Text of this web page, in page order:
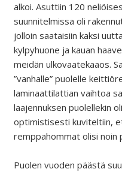
alkoi. Asuttiin 120
suunnitelmissa oli
jolloin saataisiin kaksi
kylpyhuone ja kauan
meidän ulkovaatekaaos.
”vanhalle” puolelle
laminaattilattian vaihtoa
laajennuksen puolellekin
optimistisesti kuviteltiin,
remppahommat olisi noin
Puolen vuoden päästä